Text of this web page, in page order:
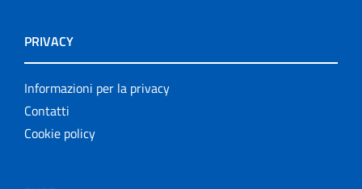
PRIVACY
Informazioni per la privacy
Contatti
Cookie policy